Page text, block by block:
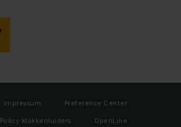
Impressum
Preference Center
Policy klokkenluiders
OpenLine